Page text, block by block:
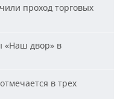
проход торговых
«Наш двор» в
в трех